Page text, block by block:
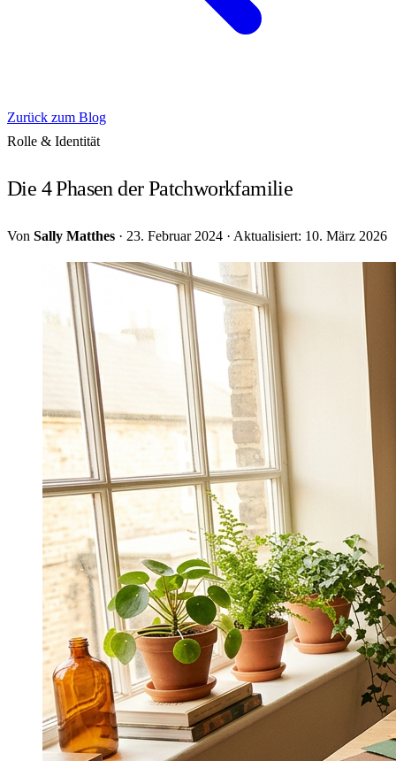
Zurück zum Blog
Rolle & Identität
Die 4 Phasen der Patchworkfamilie
Von Sally Matthes · 23. Februar 2024 · Aktualisiert: 10. März 2026